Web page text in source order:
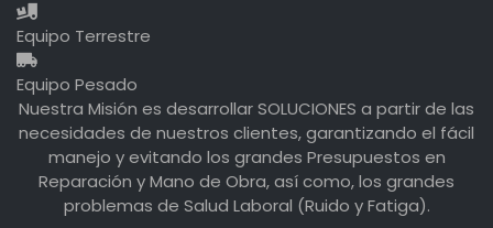
Equipo Terrestre
Equipo Pesado
Nuestra Misión es desarrollar SOLUCIONES a partir de las
necesidades de nuestros clientes, garantizando el fácil
manejo y evitando los grandes Presupuestos en
Reparación y Mano de Obra, así como, los grandes
problemas de Salud Laboral (Ruido y Fatiga).